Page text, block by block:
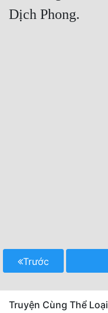
Trước
Truyện Cùng Thể Loại